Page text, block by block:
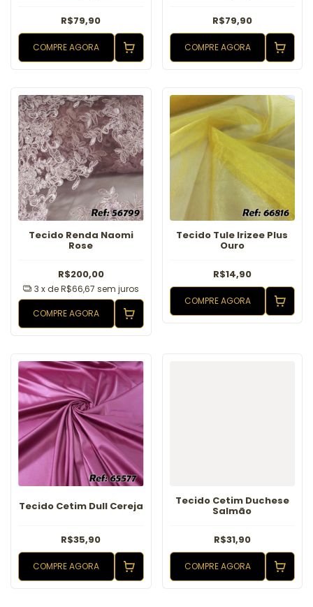
R$79,90
COMPRE AGORA
R$79,90
COMPRE AGORA
Tecido Renda Naomi
Rose
R$200,00
3 x deR$66,67 sem juros
COMPRE AGORA
Tecido Tule Irizee Plus
Ouro
R$14,90
COMPRE AGORA
Tecido Cetim Dull Cereja
R$35,90
COMPRE AGORA
Tecido Cetim Duchese
Salmão
R$31,90
COMPRE AGORA